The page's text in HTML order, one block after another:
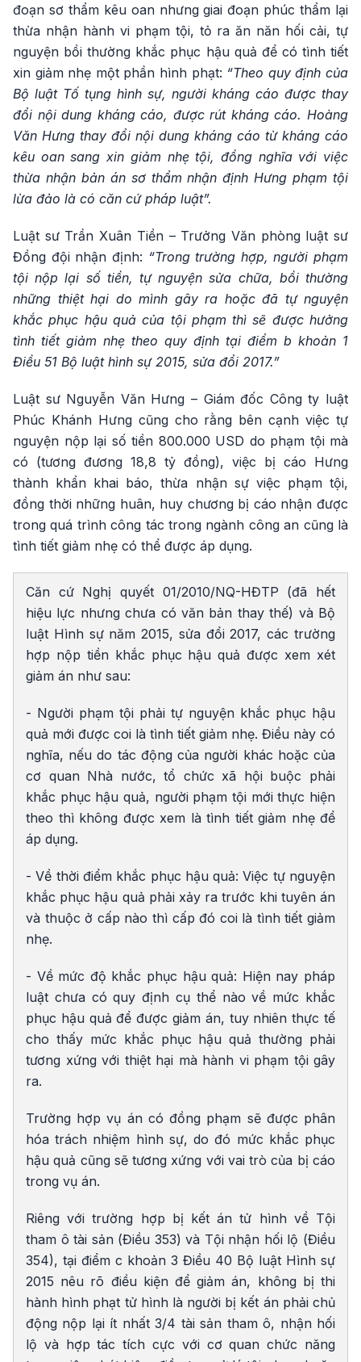
đoạn sơ thẩm kêu oan nhưng giai đoạn phúc thẩm lại
thừa nhận hành vi phạm tội, tỏ ra ăn năn hối cải, tự
nguyện bồi thường khắc phục hậu quả để có tình tiết
xin giảm nhẹ một phần hình phạt: “Theo quy định của
Bộ luật Tố tụng hình sự, người kháng cáo được thay
đổi nội dung kháng cáo, được rút kháng cáo. Hoàng
Văn Hưng thay đổi nội dung kháng cáo từ kháng cáo
kêu oan sang xin giảm nhẹ tội, đồng nghĩa với việc
thừa nhận bản án sơ thẩm nhận định Hưng phạm tội
lừa đảo là có căn cứ pháp luật”.
Luật sư Trần Xuân Tiền – Trưởng Văn phòng luật sư
Đồng đội nhận định: “Trong trường hợp, người phạm
tội nộp lại số tiền, tự nguyện sửa chữa, bồi thường
những thiệt hại do mình gây ra hoặc đã tự nguyện
khắc phục hậu quả của tội phạm thì sẽ được hưởng
tình tiết giảm nhẹ theo quy định tại điểm b khoản 1
Điều 51 Bộ luật hình sự 2015, sửa đổi 2017.”
Luật sư Nguyễn Văn Hưng – Giám đốc Công ty luật
Phúc Khánh Hưng cũng cho rằng bên cạnh việc tự
nguyện nộp lại số tiền 800.000 USD do phạm tội mà
có (tương đương 18,8 tỷ đồng), việc bị cáo Hưng
thành khẩn khai báo, thừa nhận sự việc phạm tội,
đồng thời những huân, huy chương bị cáo nhận được
trong quá trình công tác trong ngành công an cũng là
tình tiết giảm nhẹ có thể được áp dụng.
Căn cứ Nghị quyết 01/2010/NQ-HĐTP (đã hết
hiệu lực nhưng chưa có văn bản thay thế) và Bộ
luật Hình sự năm 2015, sửa đổi 2017, các trường
hợp nộp tiền khắc phục hậu quả được xem xét
giảm án như sau:
- Người phạm tội phải tự nguyện khắc phục hậu
quả mới được coi là tình tiết giảm nhẹ. Điều này có
nghĩa, nếu do tác động của người khác hoặc của
cơ quan Nhà nước, tổ chức xã hội buộc phải
khắc phục hậu quả, người phạm tội mới thực hiện
theo thì không được xem là tình tiết giảm nhẹ để
áp dụng.
- Về thời điểm khắc phục hậu quả: Việc tự nguyện
khắc phục hậu quả phải xảy ra trước khi tuyên án
và thuộc ở cấp nào thì cấp đó coi là tình tiết giảm
nhẹ.
- Về mức độ khắc phục hậu quả: Hiện nay pháp
luật chưa có quy định cụ thể nào về mức khắc
phục hậu quả để được giảm án, tuy nhiên thực tế
cho thấy mức khắc phục hậu quả thường phải
tương xứng với thiệt hại mà hành vi phạm tội gây
ra.
Trường hợp vụ án có đồng phạm sẽ được phân
hóa trách nhiệm hình sự, do đó mức khắc phục
hậu quả cũng sẽ tương xứng với vai trò của bị cáo
trong vụ án.
Riêng với trường hợp bị kết án tử hình về Tội
tham ô tài sản (Điều 353) và Tội nhận hối lộ (Điều
354), tại điểm c khoản 3 Điều 40 Bộ luật Hình sự
2015 nêu rõ điều kiện để giảm án, không bị thi
hành hình phạt tử hình là người bị kết án phải chủ
động nộp lại ít nhất 3/4 tài sản tham ô, nhận hối
lộ và hợp tác tích cực với cơ quan chức năng